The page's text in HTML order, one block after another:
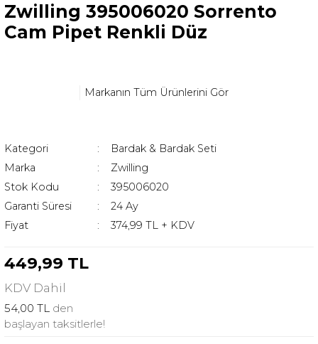
Zwilling 395006020 Sorrento
Cam Pipet Renkli Düz
Markanın Tüm Ürünlerini Gör
Kategori
Bardak & Bardak Seti
Marka
Zwilling
Stok Kodu
395006020
Garanti Süresi
24 Ay
Fiyat
374,99 TL + KDV
449,99 TL
KDV Dahil
54,00 TL den
başlayan taksitlerle!